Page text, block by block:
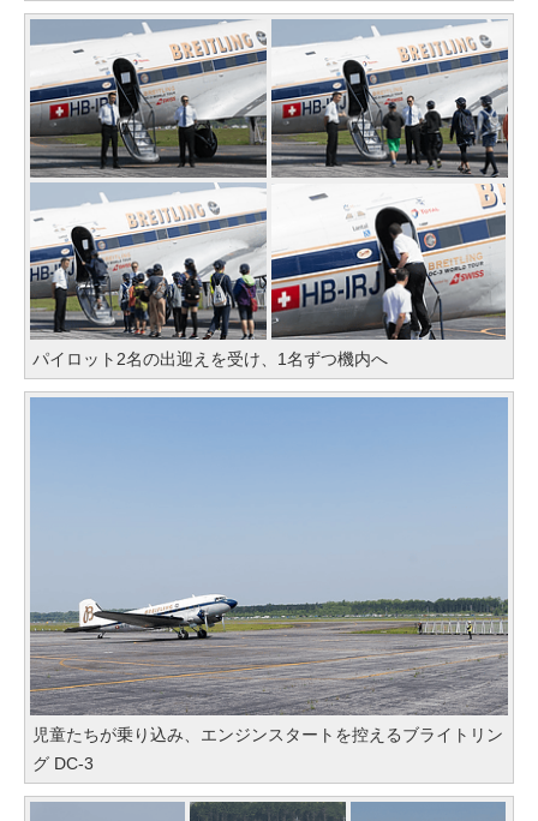
パイロット2名の出迎えを受け、1名ずつ機内へ
児童たちが乗り込み、エンジンスタートを控えるブライトリン
グ DC-3